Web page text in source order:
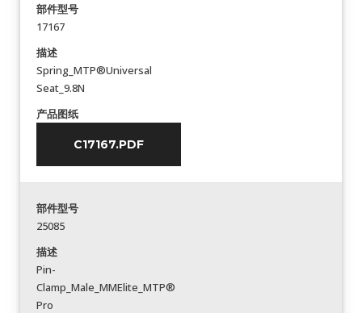
部件型号
17167
描述
Spring_MTP®Universal
Seat_9.8N
产品图纸
C17167.PDF
部件型号
25085
描述
Pin-
Clamp_Male_MMElite_MTP®
Pro